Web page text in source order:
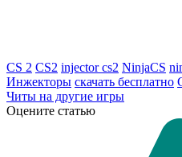
CS 2 CS2 injector cs2 NinjaCS
Инжекторы скачать бесплатно
Читы на другие игры
Оцените статью